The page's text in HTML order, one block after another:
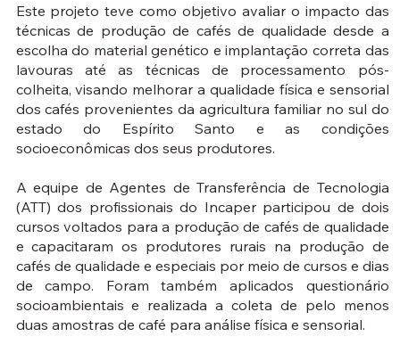
Este projeto teve como objetivo avaliar o impacto das
técnicas de produção de cafés de qualidade desde a
escolha do material genético e implantação correta das
lavouras até as técnicas de processamento pós-
colheita, visando melhorar a qualidade física e sensorial
dos cafés provenientes da agricultura familiar no sul do
estado do Espírito Santo e as condições
socioeconômicas dos seus produtores.
A equipe de Agentes de Transferência de Tecnologia
(ATT) dos profissionais do Incaper participou de dois
cursos voltados para a produção de cafés de qualidade
e capacitaram os produtores rurais na produção de
cafés de qualidade e especiais por meio de cursos e dias
de campo. Foram também aplicados questionário
socioambientais e realizada a coleta de pelo menos
duas amostras de café para análise física e sensorial.